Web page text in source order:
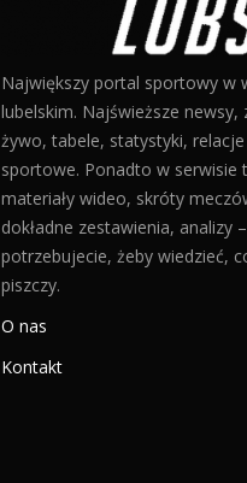
Największy portal sportowy w
lubelskim. Najświeższe newsy,
żywo, tabele, statystyki,
sportowe. Ponadto w serwisie
materiały wideo, skróty
dokładne zestawienia, analizy
potrzebujecie, żeby wiedzieć,
piszczy.
O nas
Kontakt